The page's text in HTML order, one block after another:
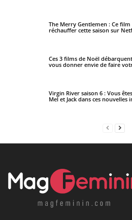
The Merry Gentlemen : Ce
réchauffer cette saison sur
Ces 3 films de Noël
vous donner envie de faire
Virgin River saison 6 : Vous
Mel et Jack dans ces nouvelles